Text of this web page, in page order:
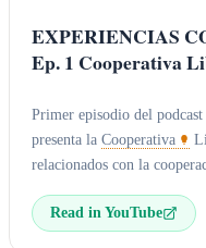
EXPERIENCIAS
Ep. 1 Cooperativa
Primer episodio del
presenta la Cooperativa
relacionados con la
Read in YouTube